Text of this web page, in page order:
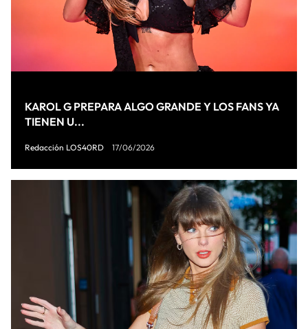
KAROL G PREPARA ALGO GRANDE Y LOS FANS YA
TIENEN U...
Redacción LOS40RD 17/06/2026